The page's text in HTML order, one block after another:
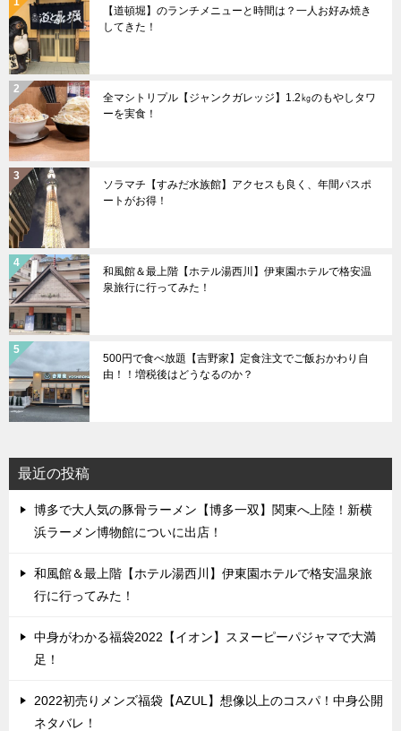
【道頓堀】のランチメニューと時間は？一人お好み焼き
してきた！
全マシトリプル【ジャンクガレッジ】1.2㎏のもやしタワ
ーを実食！
ソラマチ【すみだ水族館】アクセスも良く、年間パスポ
ートがお得！
和風館＆最上階【ホテル湯西川】伊東園ホテルで格安温
泉旅行に行ってみた！
500円で食べ放題【吉野家】定食注文でご飯おかわり自
由！！増税後はどうなるのか？
最近の投稿
博多で大人気の豚骨ラーメン【博多一双】関東へ上陸！新横
浜ラーメン博物館についに出店！
和風館＆最上階【ホテル湯西川】伊東園ホテルで格安温泉旅
行に行ってみた！
中身がわかる福袋2022【イオン】スヌーピーパジャマで大満
足！
2022初売りメンズ福袋【AZUL】想像以上のコスパ！中身公開
ネタバレ！